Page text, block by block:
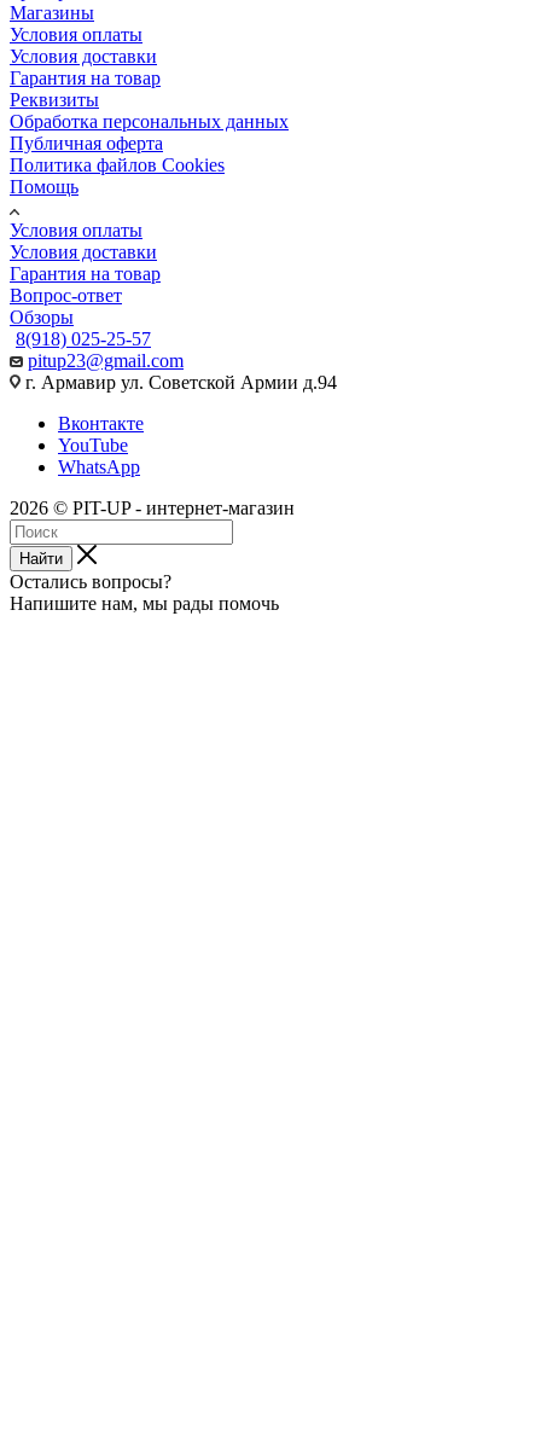
Магазины
Условия оплаты
Условия доставки
Гарантия на товар
Реквизиты
Обработка персональных данных
Публичная оферта
Политика файлов Cookies
Помощь
Условия оплаты
Условия доставки
Гарантия на товар
Вопрос-ответ
Обзоры
8(918) 025-25-57
pitup23@gmail.com
г. Армавир ул. Советской Армии д.94
Вконтакте
YouTube
WhatsApp
2026 © PIT-UP - интернет-магазин
Найти
Остались вопросы?
Напишите нам, мы рады помочь